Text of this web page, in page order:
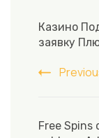
Казино
заявку
Free Spins